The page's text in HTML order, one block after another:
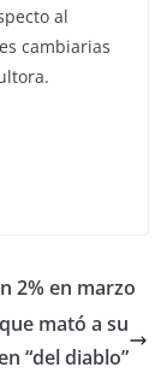
al
cambiarias
2% en marzo
mató a su
“del diablo”